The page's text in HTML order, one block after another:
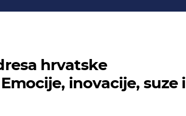
hrvatske
inovacije, suze i